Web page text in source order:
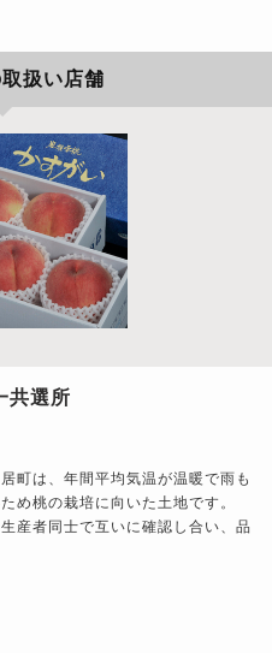
扱い店舗
共選所
町は、年間平均気温が温暖で雨も
め桃の栽培に向いた土地です。
産者同士で互いに確認し合い、品